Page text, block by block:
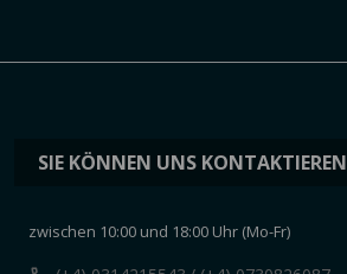
SIE KÖNNEN UNS KONTAKTIEREN
zwischen 10:00 und 18:00 Uhr (Mo-Fr)